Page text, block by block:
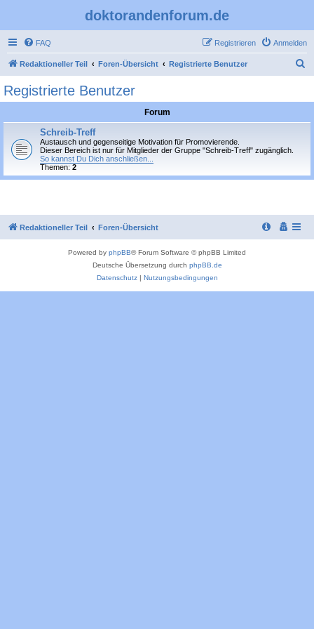
doktorandenforum.de
FAQ Anmelden
Registrieren
Redaktioneller Teil Foren-Übersicht Registrierte Benutzer
Registrierte Benutzer
Forum
Schreib-Treff
Austausch und gegenseitige Motivation für Promovierende.
Dieser Bereich ist nur für Mitglieder der Gruppe "Schreib-Treff" zugänglich.
So kannst Du Dich anschließen...
Themen: 2
Redaktioneller Teil Foren-Übersicht
Powered by phpBB® Forum Software © phpBB Limited
Deutsche Übersetzung durch phpBB.de
Datenschutz| Nutzungsbedingungen